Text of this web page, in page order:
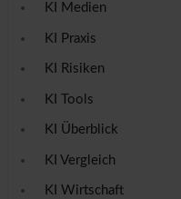
KI Medien
KI Praxis
KI Risiken
KI Tools
KI Überblick
KI Vergleich
KI Wirtschaft